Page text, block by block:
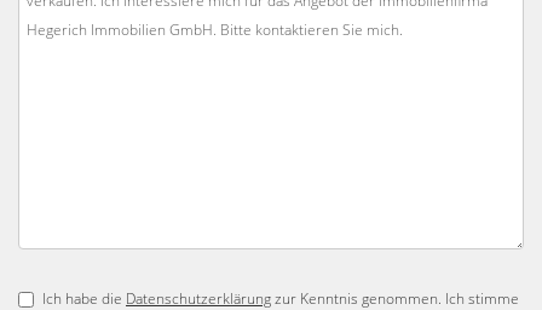
Ich habe die Datenschutzerklärungzur Kenntnis genommen. Ich stimme